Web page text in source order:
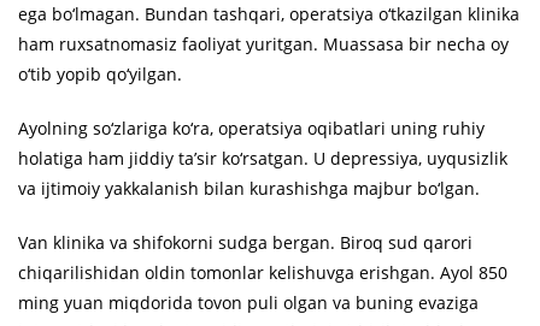
ega bo‘lmagan. Bundan tashqari, operatsiya o‘tkazilgan klinika
ham ruxsatnomasiz faoliyat yuritgan. Muassasa bir necha oy
o‘tib yopib qo‘yilgan.
Ayolning so‘zlariga ko‘ra, operatsiya oqibatlari uning ruhiy
holatiga ham jiddiy ta’sir ko‘rsatgan. U depressiya, uyqusizlik
va ijtimoiy yakkalanish bilan kurashishga majbur bo‘lgan.
Van klinika va shifokorni sudga bergan. Biroq sud qarori
chiqarilishidan oldin tomonlar kelishuvga erishgan. Ayol 850
ming yuan miqdorida tovon puli olgan va buning evaziga